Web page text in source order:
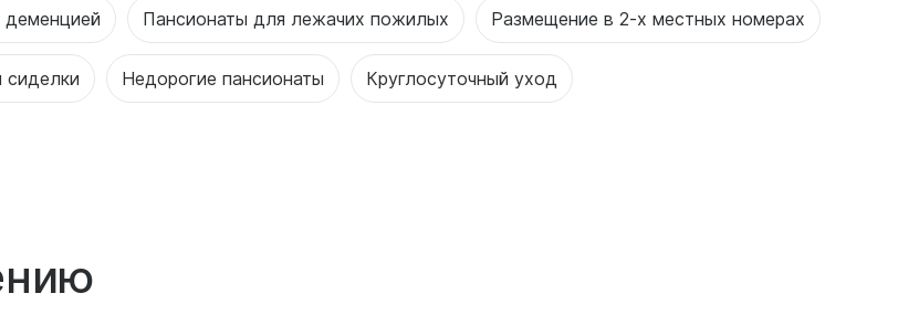
Пансионаты для лежачих пожилых Размещение в 2-х местных номерах
сиделки Недорогие пансионаты Круглосуточный уход